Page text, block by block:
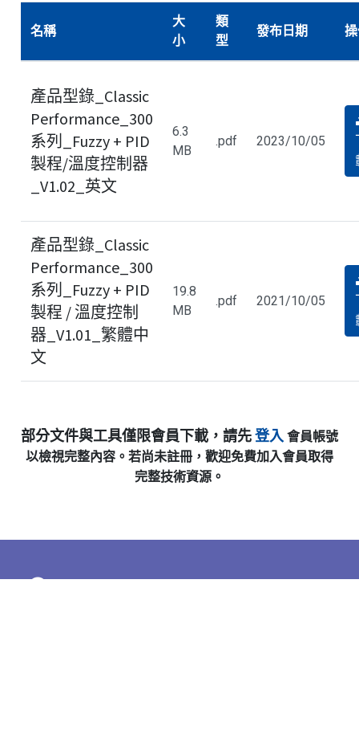
名稱
大
小
類
型
發布日期
產品型錄_Classic
Performance_300
系列_Fuzzy + PID
製程/溫度控制器
_V1.02_英文
6.3
MB
.pdf 2023/10/05
產品型錄_Classic
Performance_300
系列_Fuzzy + PID
製程 / 溫度控制
器_V1.01_繁體中
文
19.8
MB
.pdf 2021/10/05
部分文件與工具僅限會員下載，請先登入 會員帳號
以檢視完整內容。若尚未註冊，歡迎免費加入會員取得
完整技術資源。